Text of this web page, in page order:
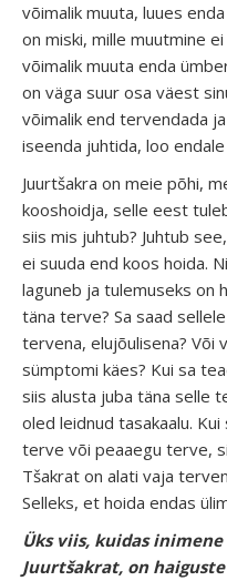
võimalik muuta, luues
on miski, mille muutmine
võimalik muuta enda
on väga suur osa väest
võimalik end tervendada
iseenda juhtida, loo
Juurtšakra on meie põhi,
kooshoidja, selle eest
siis mis juhtub? Juhtub
ei suuda end koos hoida.
laguneb ja tulemuseks on
täna terve? Sa saad
tervena, elujõulisena? Või
sümptomi käes? Kui sa
siis alusta juba täna selle
oled leidnud tasakaalu.
terve või peaaegu terve,
Tšakrat on alati vaja
Selleks, et hoida endas
Üks viis, kuidas
Juurtšakrat, on